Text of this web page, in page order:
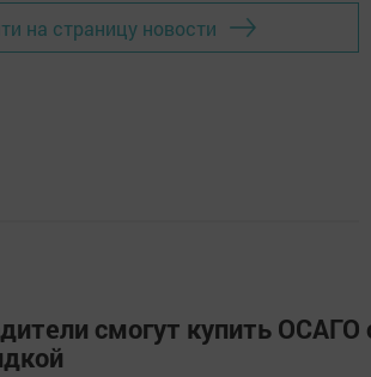
на страницу новости
смогут купить ОСАГО